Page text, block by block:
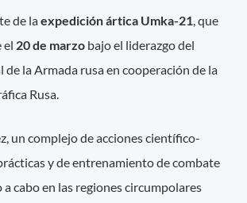
de laexpedición ártica Umka-21, que
el 20 de marzo bajo el liderazgo del
de la Armada rusa en cooperación de la
Rusa.
un complejo de acciones científico-
y de entrenamiento de combate
a cabo en las regiones circumpolares